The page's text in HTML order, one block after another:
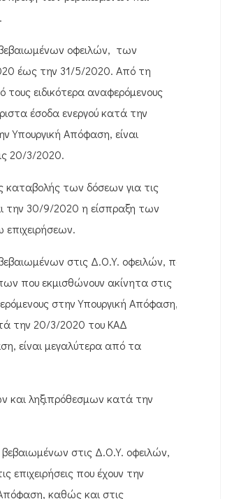
οφειλών, των
έως την 31/5/2020. Από τη
ειδικότερα αναφερόμενους
έσοδα ενεργού κατά την
Υπουργική Απόφαση, είναι
20/3/2020.
καταβολής των δόσεων για τις
την 30/9/2020 η είσπραξη των
στις Δ.Ο.Υ. οφειλών, που
που εκμισθώνουν ακίνητα στις
στην Υπουργική Απόφαση,
την 20/3/2020 του ΚΑΔ
είναι μεγαλύτερα από τα
και ληξιπρόθεσμων κατά την
στις Δ.Ο.Υ. οφειλών,
που έχουν την
καθώς και στις